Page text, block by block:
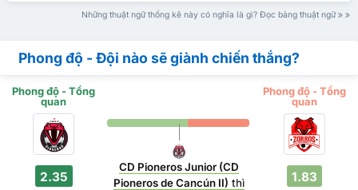
Những thuật ngữ thống kê này có nghĩa là gì? Đọc bảng thuật ngữ
Phong độ - Đội nào sẽ giành chiến thắng?
Phong độ - Tổng
quan
Phong độ - Tổng
quan
2.35
CD Pioneros Junior (CD
Pioneros de Cancún II) thì
1.83